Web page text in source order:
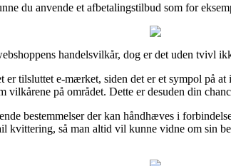
du anvende et afbetalingstilbud som for
handelsvilkår, dog er det uden tvivl
tilsluttet e-mærket, siden det er et sympol på
vilkårene på området. Dette er desuden din
bestemmelser der kan håndhæves i
kvittering, så man altid vil kunne vidne om